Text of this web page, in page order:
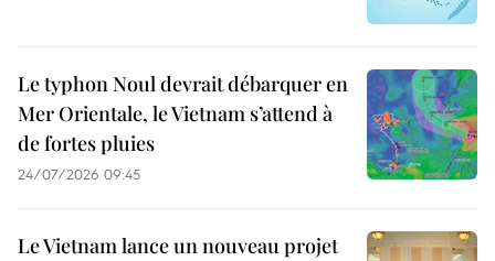
Le typhon Noul devrait débarquer en
Mer Orientale, le Vietnam s’attend à
de fortes pluies
24/07/2026 09:45
Le Vietnam lance un nouveau projet